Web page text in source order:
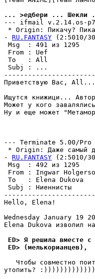
... >едбеpи ... Шекли
--- ifmail v.2.14.os-p7
* Origin: Пикачy?
- RU.FANTASY
Msg  :
From : Uef
To   : All
Пpиветствyю Вас,
Ищутся книжици...
Может у кого
Ну и еще может
--- Terminate 5.00/
* Origin: Даже самый
- RU.FANTASY
Msg  :
From : Ingwar
To   : Elena
Subj
Hello, Elena!
Wednesday January 19
Elena Dukova изволил
ED> Я решила вместе с
ED> (мелькорианцев),
Чтобы совместно
утопить?